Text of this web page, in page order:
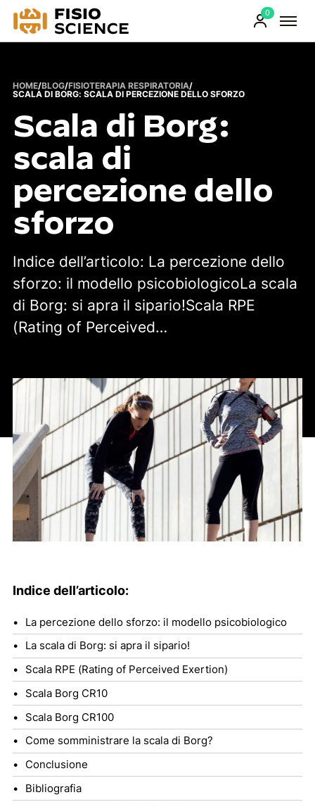
0
Prodotti
HOME/BLOG/FISIOTERAPIA RESPIRATORIA/
SCALA DI BORG: SCALA DI PERCEZIONE DELLO SFORZO
Scala di Borg:
scala di
percezione dello
sforzo
Indice dell’articolo: La percezione dello
sforzo: il modello psicobiologicoLa scala
di Borg: si apra il sipario!Scala RPE
(Rating of Perceived…
Indice dell’articolo:
La percezione dello sforzo: il modello psicobiologico
La scala di Borg: si apra il sipario!
Scala RPE (Rating of Perceived Exertion)
Scala Borg CR10
Scala Borg CR100
Come somministrare la scala di Borg?
Conclusione
Bibliografia